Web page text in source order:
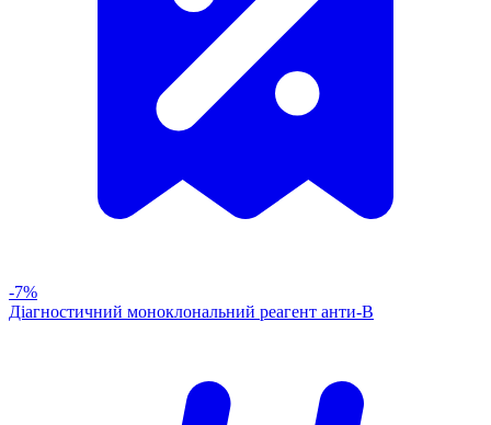
-7%
Діагностичний моноклональний реагент анти-В